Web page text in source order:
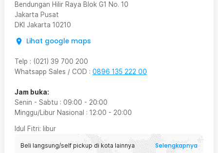
Bendungan Hilir Raya Blok G1 No. 10
Jakarta Pusat
DKI Jakarta 10210
Lihat google maps
Telp : (021) 39 700 200
Whatsapp Sales / COD : 0896 135 222 00
Jam buka:
Senin - Sabtu : 09:00 - 20:00
Minggu/Libur Nasional : 12:00 - 20:00
Idul Fitri: libur
Beli langsung/self pickup di kota lainnya Selengkapnya